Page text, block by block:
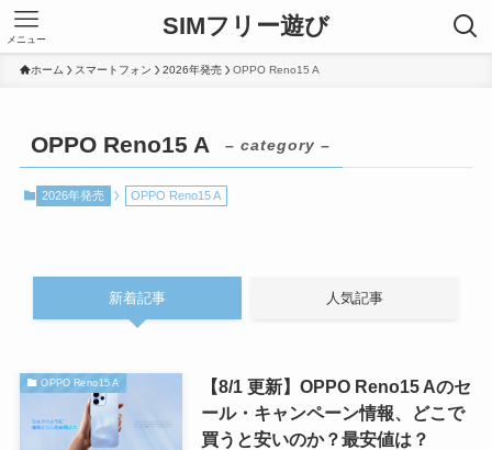
SIMフリー遊び
メニュー
ホーム スマートフォン 2026年発売 OPPO Reno15 A
OPPO Reno15 A – category –
2026年発売 OPPO Reno15 A
新着記事 人気記事
OPPO Reno15 A
【8/1 更新】OPPO Reno15 Aのセ
ール・キャンペーン情報、どこで
買うと安いのか？最安値は？